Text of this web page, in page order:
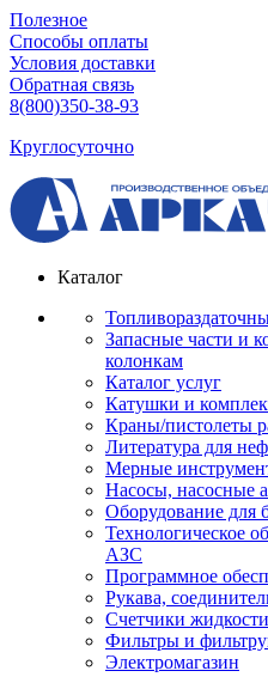
Полезное
Способы оплаты
Условия доставки
Обратная связь
8(800)350-38-93
Круглосуточно
Каталог
Запасные части и
колонкам
Каталог услуг
Катушки и
Краны/пистолеты
Литература для
Мерные
Насосы, насосные
Оборудование для
Технологическое
АЗС
Программное
Рукава,
Счетчики
Фильтры и
Электромагазин